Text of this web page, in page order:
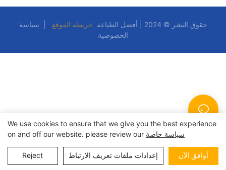
حقوق النشر © 2024 | أفضل الطباعة خريطة الموقع
سياسة
الخصوصية
We use cookies to ensure that we give you the best experience
on and off our website. please review our سياسة خاصة
Reject إعدادات ملفات تعريف الارتباط أوافق الآن